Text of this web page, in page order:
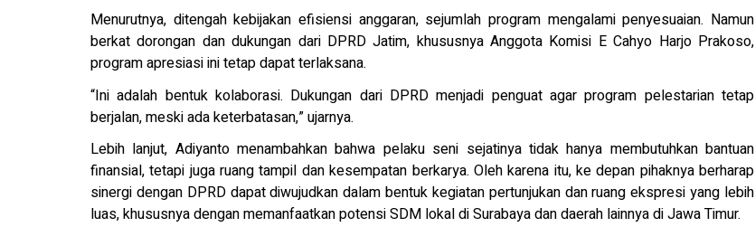
Menurutnya, ditengah kebijakan efisiensi anggaran, sejumlah program mengalami penyesuaian. Namun
berkat dorongan dan dukungan dari DPRD Jatim, khususnya Anggota Komisi E Cahyo Harjo Prakoso,
program apresiasi ini tetap dapat terlaksana.
“Ini adalah bentuk kolaborasi. Dukungan dari DPRD menjadi penguat agar program pelestarian tetap
berjalan, meski ada keterbatasan,” ujarnya.
Lebih lanjut, Adiyanto menambahkan bahwa pelaku seni sejatinya tidak hanya membutuhkan bantuan
finansial, tetapi juga ruang tampil dan kesempatan berkarya. Oleh karena itu, ke depan pihaknya berharap
sinergi dengan DPRD dapat diwujudkan dalam bentuk kegiatan pertunjukan dan ruang ekspresi yang lebih
luas, khususnya dengan memanfaatkan potensi SDM lokal di Surabaya dan daerah lainnya di Jawa Timur.